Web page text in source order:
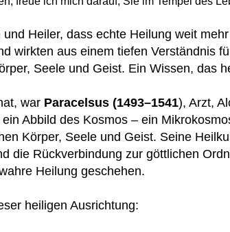
Heiler, dass echte Heilung weit
wirkten aus einem tiefen Verständnis
Seele und Geist. Ein Wissen, das
war Paracelsus (1493–1541), Arzt,
Abbild des Kosmos – ein
Körper, Seele und Geist. Seine
die Rückverbindung zur göttlichen
Heilung geschehen.
heiligen Ausrichtung: